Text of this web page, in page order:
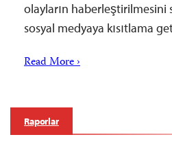
olayların haberleştirilmesini
sosyal medyaya kısıtlama
Read More ›
Raporlar